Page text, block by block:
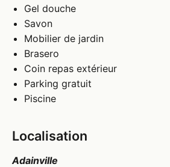
Gel douche
Savon
Mobilier de jardin
Brasero
Coin repas extérieur
Parking gratuit
Piscine
Localisation
Adainville